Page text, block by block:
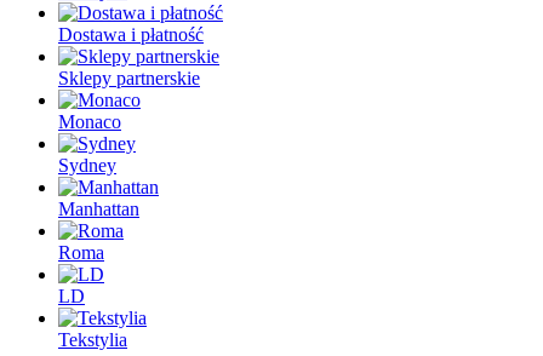
Dostawa i płatność
Sklepy partnerskie
Monaco
Sydney
Manhattan
Roma
LD
Tekstylia